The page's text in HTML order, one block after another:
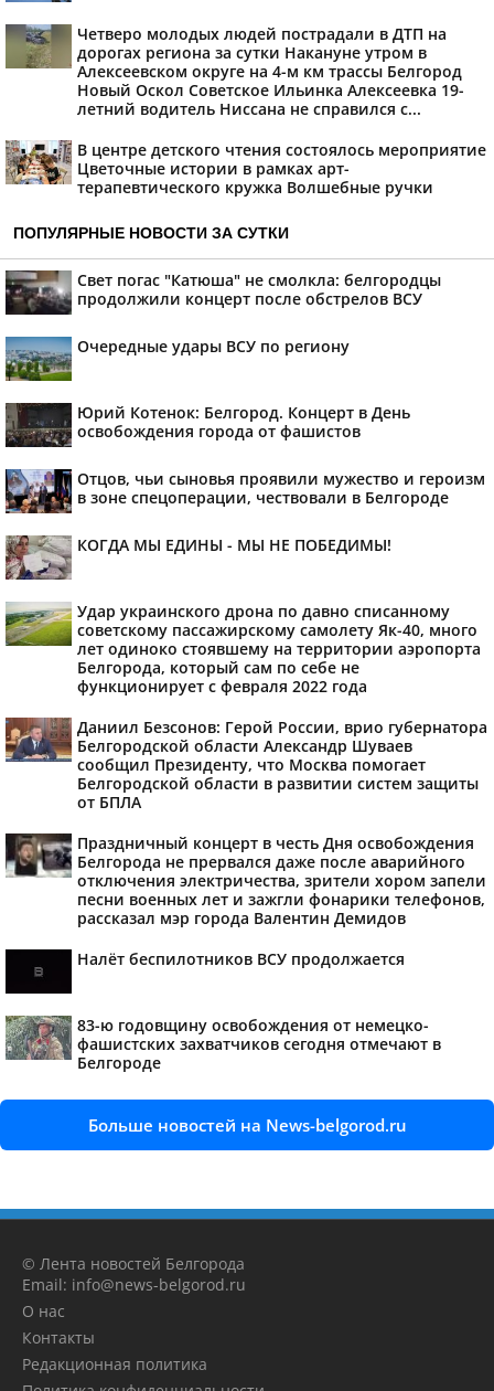
Четверо молодых людей пострадали в ДТП на
дорогах региона за сутки Накануне утром в
Алексеевском округе на 4-м км трассы Белгород
Новый Оскол Советское Ильинка Алексеевка 19-
летний водитель Ниссана не справился с...
В центре детского чтения состоялось мероприятие
Цветочные истории в рамках арт-
терапевтического кружка Волшебные ручки
ПОПУЛЯРНЫЕ НОВОСТИ ЗА СУТКИ
Свет погас "Катюша" не смолкла: белгородцы
продолжили концерт после обстрелов ВСУ
Очередные удары ВСУ по региону
Юрий Котенок: Белгород. Концерт в День
освобождения города от фашистов
Отцов, чьи сыновья проявили мужество и героизм
в зоне спецоперации, чествовали в Белгороде
КОГДА МЫ ЕДИНЫ - МЫ НЕ ПОБЕДИМЫ!
Удар украинского дрона по давно списанному
советскому пассажирскому самолету Як-40, много
лет одиноко стоявшему на территории аэропорта
Белгорода, который сам по себе не
функционирует с февраля 2022 года
Даниил Безсонов: Герой России, врио губернатора
Белгородской области Александр Шуваев
сообщил Президенту, что Москва помогает
Белгородской области в развитии систем защиты
от БПЛА
Праздничный концерт в честь Дня освобождения
Белгорода не прервался даже после аварийного
отключения электричества, зрители хором запели
песни военных лет и зажгли фонарики телефонов,
рассказал мэр города Валентин Демидов
Налёт беспилотников ВСУ продолжается
83-ю годовщину освобождения от немецко-
фашистских захватчиков сегодня отмечают в
Белгороде
Больше новостей на News-belgorod.ru
© Лента новостей Белгорода
Email: info@news-belgorod.ru
О нас
Контакты
Редакционная политика